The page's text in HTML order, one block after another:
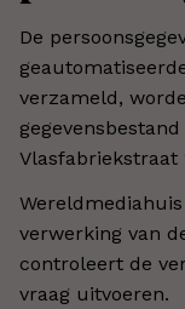
De
verzameld,
Vlasfabriekstraat
verwerking van
controleert de
vraag uitvoeren.